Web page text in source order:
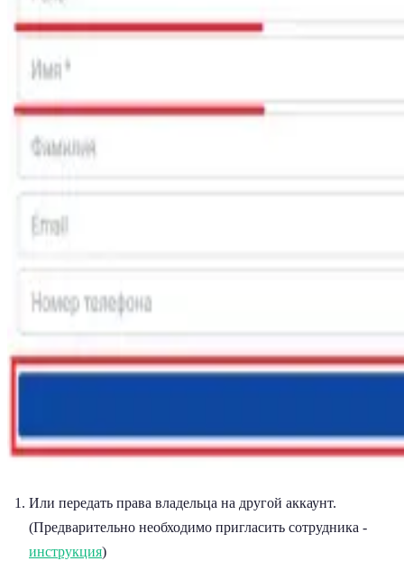
Или передать права владельца на другой аккаунт.
(Предварительно необходимо пригласить сотрудника -
инструкция)